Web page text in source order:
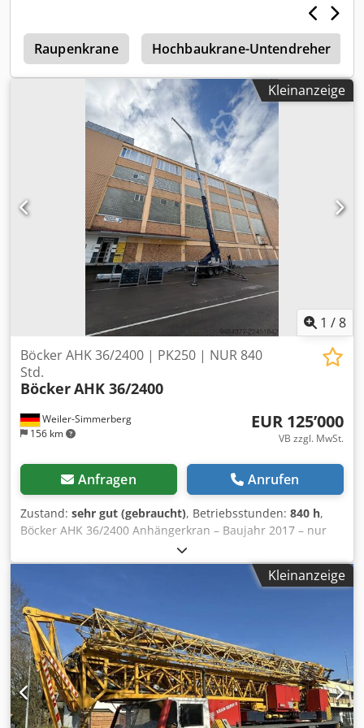
Raupenkrane Hochbaukrane-Untendreher
Kleinanzeige
1 /8
Weiler-Simmerberg
156 km
Böcker AHK 36/2400 | PK250 | NUR 840
Std.
BöckerAHK 36/2400
EUR 125’000
VB zzgl. MwSt.
Anfragen Anrufen
Zustand: sehr gut (gebraucht), Betriebsstunden: 840 h,
Böcker AHK 36/2400 Anhängerkran – Baujahr 2017 – nur
840 Betriebsstunden – PK 250 – Rangierantrieb Zum
Verkauf steht ein Böcker AHK 36/2400 Anhängerkran aus
dem Baujahr 2017 in einem sehr gepflegten und technisch
einwandfreien Zustand. Daten & Ausstattung: • Baujahr:
2017 • Nur 840 Betriebsstunden • Honda-Benzinmotor •
Rangierantrieb Codpfszqgycsx Akcjrf • Arbeitskorb PK 250 •
Neue Reifen • Neues Seil • Gültige UVV • Regelmäßig
gewartet • Sofort einsatzbereit Der Kran befindet sich in
einem sehr guten Zustand und wurde stets pfleglich
behandelt. Dank der geringen Betriebsstunden, der neuen
Bereifung sowie der vollständigen Prüfungen ist er sofort
Kleinanzeige